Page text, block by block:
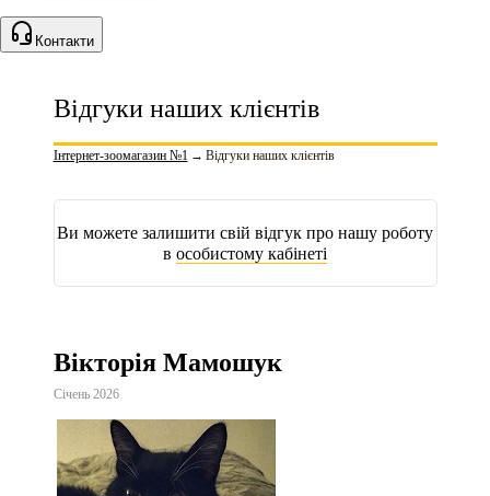
Контакти
Відгуки наших клієнтів
Інтернет-зоомагазин №1 → Відгуки наших клієнтів
Ви можете залишити свій відгук про нашу роботу
в особистому кабінеті
Вікторія Мамошук
Січень 2026